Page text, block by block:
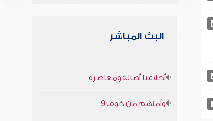
البث المباشر
أخلاقنا أصالة ومعاصرة
وأمنهم من خوف 9